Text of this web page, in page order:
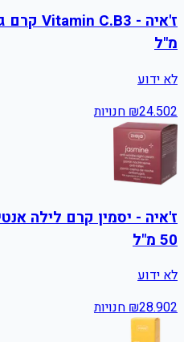
מ"ל
לא ידוע
₪24.502 חנויות
50 מ"ל
לא ידוע
₪28.902 חנויות